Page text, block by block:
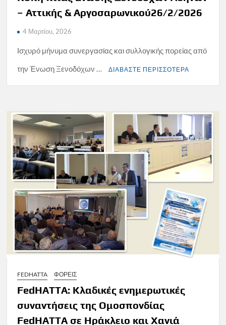
– Αττικής & Αργοσαρωνικού26/2/2026
4 Μαρτίου, 2026
Ισχυρό μήνυμα συνεργασίας και συλλογικής πορείας από
την Ένωση Ξενοδόχων …
ΔΙΑΒΑΣΤΕ ΠΕΡΙΣΣΟΤΕΡΑ
FEDHATTA ΦΟΡΕΙΣ
FedHATTA: Κλαδικές ενημερωτικές
συναντήσεις της Ομοσπονδίας
FedHATTA σε Ηράκλειο και Χανιά